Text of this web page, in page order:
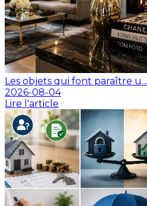
Les objets qui font paraître u...
2026-08-04
Lire l'article